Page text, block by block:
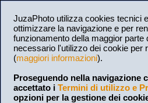
JuzaPhoto utilizza cookies tecnici
ottimizzare la navigazione e per
funzionamento della maggior parte
necessario l'utilizzo dei cookie per
(maggiori informazioni).
Proseguendo nella navigazione
accettato i Termini di utilizzo e
opzioni per la gestione dei